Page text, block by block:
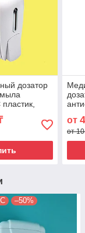
дозатор
от
от
–50%